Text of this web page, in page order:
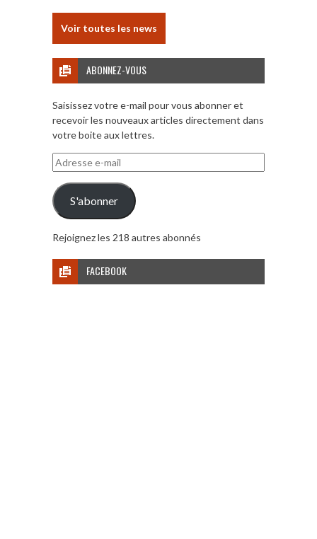
Voir toutes les news
ABONNEZ-VOUS
Saisissez votre e-mail pour vous abonner et
recevoir les nouveaux articles directement dans
votre boite aux lettres.
Adresse
e-
mail
S'abonner
Rejoignez les 218 autres abonnés
FACEBOOK